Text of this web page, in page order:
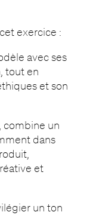
exercice :
avec ses
tout en
et son
combine un
dans
et
un ton